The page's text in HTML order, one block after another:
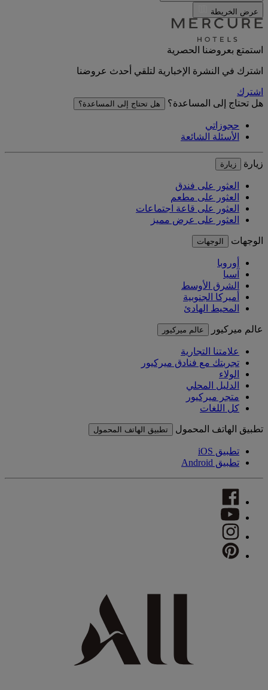
عرض الخريطة
استمتع بعروضنا الحصرية
اشترك في النشرة الإخبارية لتلقي أحدث عروضنا
اشترك
هل تحتاج إلى المساعدة؟
هل تحتاج إلى المساعدة؟
حجوزاتي
الأسئلة الشائعة
زيارة زيارة
العثور على فندق
العثور على مطعم
العثور على قاعة اجتماعات
العثور على عرض مميز
الوجهات الوجهات
أوروبا
آسيا
الشرق الأوسط
أميركا الجنوبية
المحيط الهادئ
عالم ميركيور عالم ميركيور
علامتنا التجارية
تجربتك مع فنادق ميركيور
الولاء
الدليل المحلي
متجر ميركيور
كل اللغات
تطبيق الهاتف المحمول تطبيق الهاتف المحمول
تطبيق iOS
تطبيق Android